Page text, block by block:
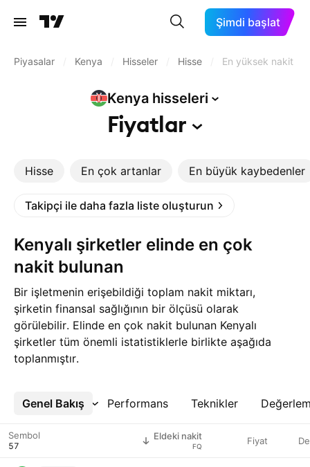
Şimdi başlat
Piyasalar Kenya Hisseler Hisse En yüksek nakit
Kenya hisseleri
Fiyatlar
Hisse En çok artanlar En büyük kaybedenler
Takipçi ile daha fazla liste oluşturun
Kenyalı şirketler elinde en çok
nakit bulunan
Bir işletmenin erişebildiği toplam nakit miktarı,
şirketin finansal sağlığının bir ölçüsü olarak
görülebilir. Elinde en çok nakit bulunan Kenyalı
şirketler tüm önemli istatistiklerle birlikte aşağıda
toplanmıştır.
Genel Bakış Performans Teknikler
Daha Fazla
Sembol Eldeki nakit
FQ Fiyat